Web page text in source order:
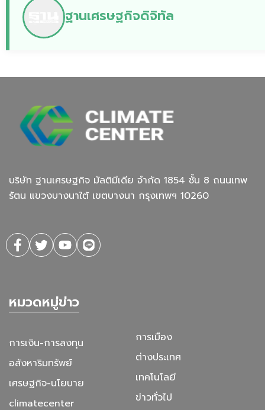
ฐานเศรษฐกิจดิจิทัล
บริษัท ฐานเศรษฐกิจ มัลติมีเดีย จํากัด 1854 ชั้น 8 ถนนเทพ
รัตน แขวงบางนาใต้ เขตบางนา กรุงเทพฯ 10260
หมวดหมู่ข่าว
การเงิน-การลงทุน
อสังหาริมทรัพย์
เศรษฐกิจ-นโยบาย
climatecenter
การเมือง
ต่างประเทศ
เทคโนโลยี
ข่าวทั่วไป